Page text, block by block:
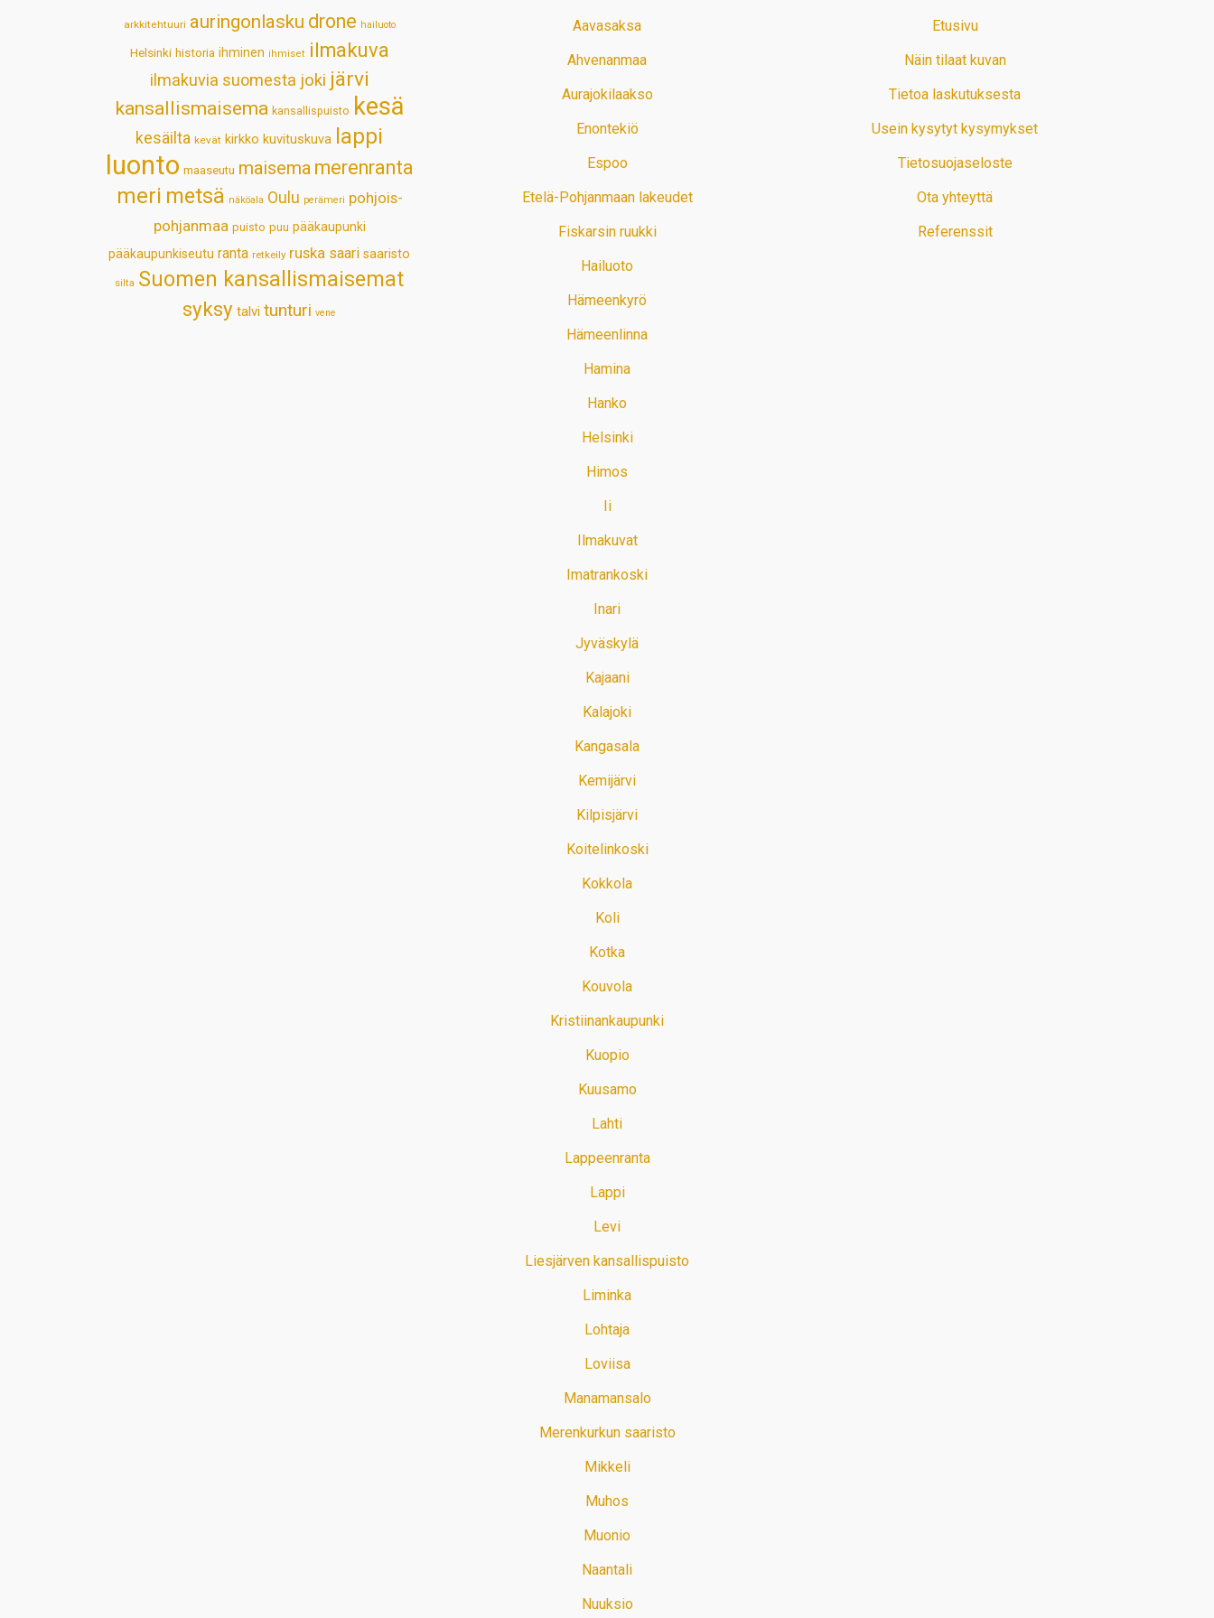
arkkitehtuuri auringonlasku drone hailuoto
Helsinki historia ihminen ihmiset ilmakuva
ilmakuvia suomesta joki järvi
kansallismaisema kansallispuisto kesä
kesäilta kevät kirkko kuvituskuva lappi
luonto maaseutu maisema merenranta
meri metsä näköala Oulu perämeri pohjois-
pohjanmaa puisto puu pääkaupunki
pääkaupunkiseutu ranta retkeily ruska saari saaristo
silta Suomen kansallismaisemat
syksy talvi tunturi vene
Aavasaksa
Ahvenanmaa
Aurajokilaakso
Enontekiö
Espoo
Etelä-Pohjanmaan lakeudet
Fiskarsin ruukki
Hailuoto
Hämeenkyrö
Hämeenlinna
Hamina
Hanko
Helsinki
Himos
Ii
Ilmakuvat
Imatrankoski
Inari
Jyväskylä
Kajaani
Kalajoki
Kangasala
Kemijärvi
Kilpisjärvi
Koitelinkoski
Kokkola
Koli
Kotka
Kouvola
Kristiinankaupunki
Kuopio
Kuusamo
Lahti
Lappeenranta
Lappi
Levi
Liesjärven kansallispuisto
Liminka
Lohtaja
Loviisa
Manamansalo
Merenkurkun saaristo
Mikkeli
Muhos
Muonio
Naantali
Nuuksio
Etusivu
Näin tilaat kuvan
Tietoa laskutuksesta
Usein kysytyt kysymykset
Tietosuojaseloste
Ota yhteyttä
Referenssit